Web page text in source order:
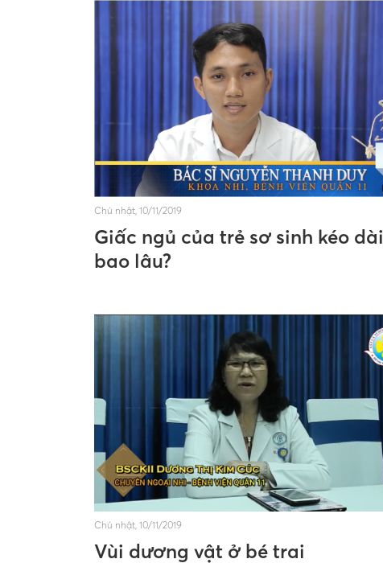
Chủ nhật, 10/11/2019
Giấc ngủ của trẻ sơ sinh kéo dài
bao lâu?
Chủ nhật, 10/11/2019
Vùi dương vật ở bé trai